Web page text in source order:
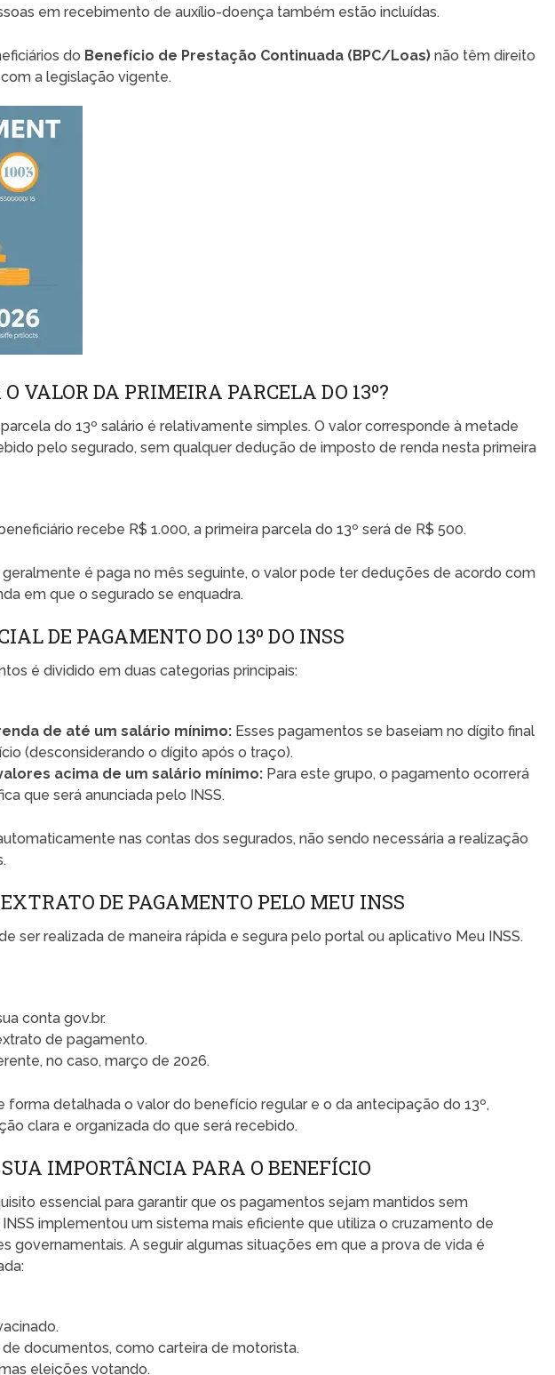
em recebimento de auxílio-doença também estão incluídas.
do Benefício de Prestação Continuada (BPC/Loas) não têm direito
a legislação vigente.
VALOR DA PRIMEIRA PARCELA DO 13º?
do 13º salário é relativamente simples. O valor corresponde à metade
pelo segurado, sem qualquer dedução de imposto de renda nesta primeira
recebe R$ 1.000, a primeira parcela do 13º será de R$ 500.
geralmente é paga no mês seguinte, o valor pode ter deduções de acordo com
em que o segurado se enquadra.
DE PAGAMENTO DO 13º DO INSS
é dividido em duas categorias principais:
de até um salário mínimo: Esses pagamentos se baseiam no dígito final
(desconsiderando o dígito após o traço).
acima de um salário mínimo: Para este grupo, o pagamento ocorrerá
que será anunciada pelo INSS.
nas contas dos segurados, não sendo necessária a realização
DE PAGAMENTO PELO MEU INSS
ser realizada de maneira rápida e segura pelo portal ou aplicativo Meu INSS.
conta gov.br.
de pagamento.
no caso, março de 2026.
forma detalhada o valor do benefício regular e o da antecipação do 13º,
clara e organizada do que será recebido.
IMPORTÂNCIA PARA O BENEFÍCIO
essencial para garantir que os pagamentos sejam mantidos sem
implementou um sistema mais eficiente que utiliza o cruzamento de
governamentais. A seguir algumas situações em que a prova de vida é
documentos, como carteira de motorista.
eleições votando.